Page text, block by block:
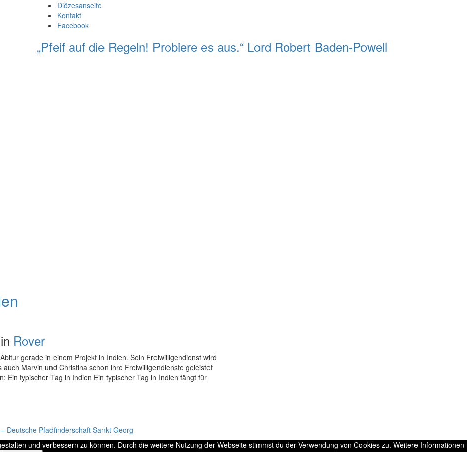
Diözesanseite
Kontakt
Facebook
„Pfeif auf die Regeln! Probiere es aus.“ Lord Robert Baden-Powell
Rover
gerade in einem Projekt in Indien. Sein Freiwilligendienst wird
Marvin und Christina schon ihre Freiwilligendienste geleistet
Ein typischer Tag in Indien Ein typischer Tag in Indien fängt für
Deutsche Pfadfinderschaft Sankt Georg
und verbessern zu können. Durch die weitere Nutzung der Webseite stimmst du der Verwendung von Cookies zu. Weitere Informationen